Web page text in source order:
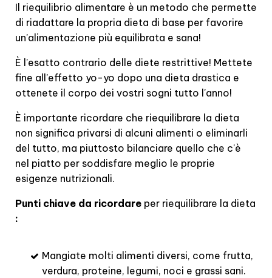
Il riequilibrio alimentare è un metodo che permette
di riadattare la propria dieta di base per favorire
un'alimentazione più equilibrata e sana!
È l'esatto contrario delle diete restrittive! Mettete
fine all'effetto yo-yo dopo una dieta drastica e
ottenete il corpo dei vostri sogni tutto l'anno!
È importante ricordare che riequilibrare la dieta
non significa privarsi di alcuni alimenti o eliminarli
del tutto, ma piuttosto bilanciare quello che c'è
nel piatto per soddisfare meglio le proprie
esigenze nutrizionali.
Punti chiave da ricordare per riequilibrare la dieta
:
Mangiate molti alimenti diversi, come frutta,
verdura, proteine, legumi, noci e grassi sani.